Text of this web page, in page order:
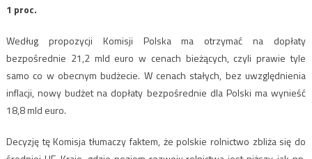
1 proc.
Według propozycji Komisji Polska ma otrzymać na dopłaty
bezpośrednie 21,2 mld euro w cenach bieżących, czyli prawie tyle
samo co w obecnym budżecie. W cenach stałych, bez uwzględnienia
inflacji, nowy budżet na dopłaty bezpośrednie dla Polski ma wynieść
18,8 mld euro.
Decyzję tę Komisja tłumaczy faktem, że polskie rolnictwo zbliża się do